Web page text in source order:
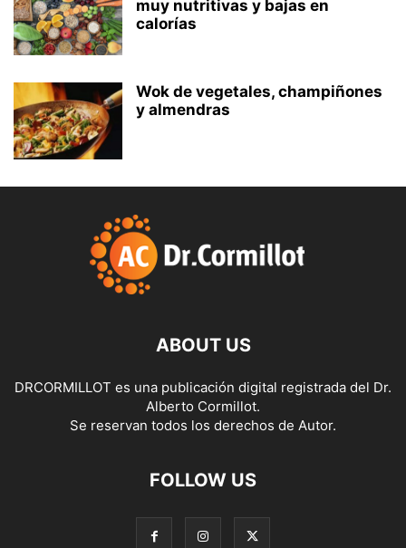
muy nutritivas y bajas en
calorías
Wok de vegetales, champiñones
y almendras
ABOUT US
DRCORMILLOT es una publicación digital registrada del Dr.
Alberto Cormillot.
Se reservan todos los derechos de Autor.
FOLLOW US